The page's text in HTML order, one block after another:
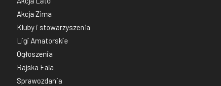
Akcja Zima
Kluby i stowarzyszenia
Ligi Amatorskie
Ogłoszenia
Rajska Fala
Sprawozdania